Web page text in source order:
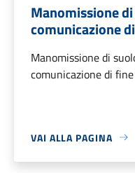
Manomissione
comunicazione
Manomissione di
comunicazione di
VAI ALLA PAGINA